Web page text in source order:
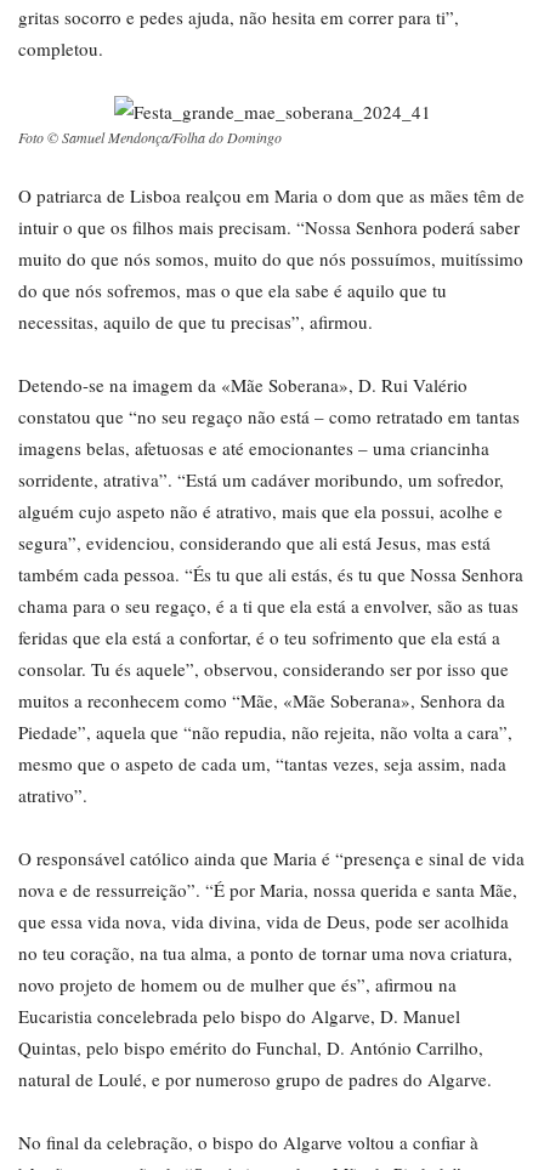
gritas socorro e pedes ajuda, não hesita em correr para ti”,
completou.
Foto © Samuel Mendonça/Folha do Domingo
O patriarca de Lisboa realçou em Maria o dom que as mães têm de
intuir o que os filhos mais precisam. “Nossa Senhora poderá saber
muito do que nós somos, muito do que nós possuímos, muitíssimo
do que nós sofremos, mas o que ela sabe é aquilo que tu
necessitas, aquilo de que tu precisas”, afirmou.
Detendo-se na imagem da «Mãe Soberana», D. Rui Valério
constatou que “no seu regaço não está – como retratado em tantas
imagens belas, afetuosas e até emocionantes – uma criancinha
sorridente, atrativa”. “Está um cadáver moribundo, um sofredor,
alguém cujo aspeto não é atrativo, mais que ela possui, acolhe e
segura”, evidenciou, considerando que ali está Jesus, mas está
também cada pessoa. “És tu que ali estás, és tu que Nossa Senhora
chama para o seu regaço, é a ti que ela está a envolver, são as tuas
feridas que ela está a confortar, é o teu sofrimento que ela está a
consolar. Tu és aquele”, observou, considerando ser por isso que
muitos a reconhecem como “Mãe, «Mãe Soberana», Senhora da
Piedade”, aquela que “não repudia, não rejeita, não volta a cara”,
mesmo que o aspeto de cada um, “tantas vezes, seja assim, nada
atrativo”.
O responsável católico ainda que Maria é “presença e sinal de vida
nova e de ressurreição”. “É por Maria, nossa querida e santa Mãe,
que essa vida nova, vida divina, vida de Deus, pode ser acolhida
no teu coração, na tua alma, a ponto de tornar uma nova criatura,
novo projeto de homem ou de mulher que és”, afirmou na
Eucaristia concelebrada pelo bispo do Algarve, D. Manuel
Quintas, pelo bispo emérito do Funchal, D. António Carrilho,
natural de Loulé, e por numeroso grupo de padres do Algarve.
No final da celebração, o bispo do Algarve voltou a confiar à